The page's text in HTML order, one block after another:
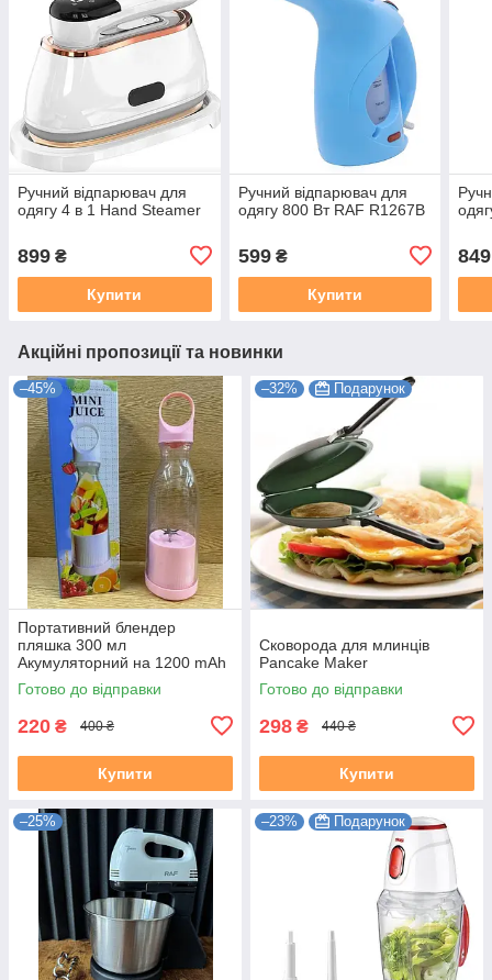
Ручний відпарювач для
одягу 4 в 1 Hand Steamer
899 ₴
Купити
Ручний відпарювач для
одягу 800 Вт RAF R1267B
599₴
Купити
849
Акційні пропозиції та новинки
–45%
Портативний блендер
пляшка 300 мл
Акумуляторний на 1200 mAh
Рожевий
Готово до відправки
220 ₴ 400 ₴
Купити
–32% Подарунок
Сковорода для млинців
Pancake Maker
Готово до відправки
298 ₴ 440 ₴
Купити
–25% –23% Подарунок